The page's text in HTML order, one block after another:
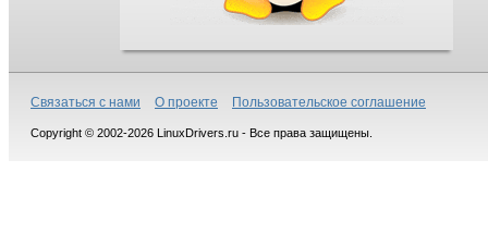
Связаться с нами О проекте Пользовательское соглашение
Copyright © 2002-2026 LinuxDrivers.ru - Все права защищены.